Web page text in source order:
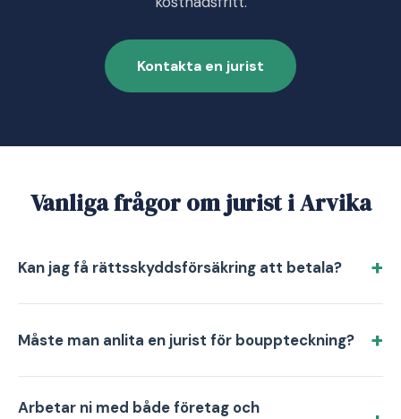
Kontakta en jurist
Vanliga frågor om jurist i Arvika
Kan jag få rättsskyddsförsäkring att betala?
Måste man anlita en jurist för bouppteckning?
Arbetar ni med både företag och